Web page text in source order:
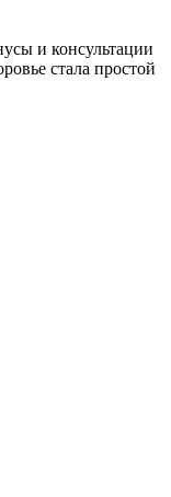
и консультации
стала простой